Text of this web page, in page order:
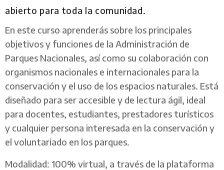
abierto para toda la comunidad.
En este curso aprenderás sobre los principales
objetivos y funciones de la Administración de
Parques Nacionales, así como su colaboración con
organismos nacionales e internacionales para la
conservación y el uso de los espacios naturales. Está
diseñado para ser accesible y de lectura ágil, ideal
para docentes, estudiantes, prestadores turísticos
y cualquier persona interesada en la conservación y
el voluntariado en los parques.
Modalidad: 100% virtual, a través de la plataforma